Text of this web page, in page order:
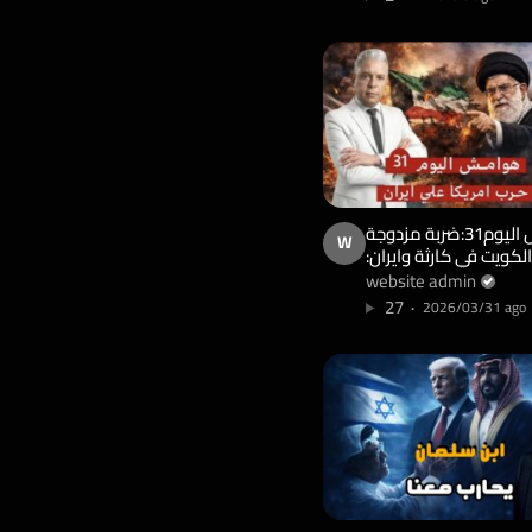
W هوامش اليوم31:ضربة مزدوجة
في كارثة وايران:
فعلتها!! الكنيست
يقر:اعدام الاسرى
website admin
27 2026/03/31 ago